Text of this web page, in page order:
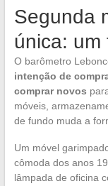
Segunda
única: um
O barômetro
intenção de
comprar novos
móveis,
de fundo muda a
Um móvel
cômoda dos anos
lâmpada de oficina